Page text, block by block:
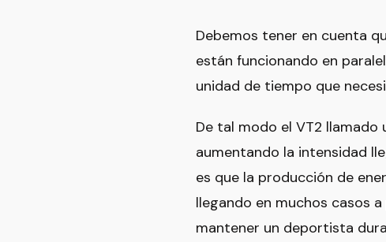
Debemos tener en cuenta
están funcionando en
unidad de tiempo que
De tal modo el VT2
aumentando la intensidad
es que la producción de
llegando en muchos casos
mantener un deportista